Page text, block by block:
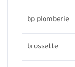
bp plomberie
brossette